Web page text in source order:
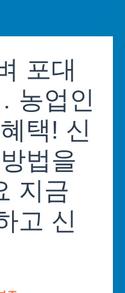
포대
농업인
택! 신
법을
지금
고 신